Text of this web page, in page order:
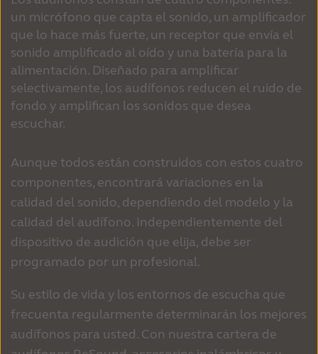
un micrófono que capta el sonido, un amplificador
que lo hace más fuerte, un receptor que envía el
sonido amplificado al oído y una batería para la
alimentación. Diseñado para amplificar
selectivamente, los audífonos reducen el ruido de
fondo y amplifican los sonidos que desea
escuchar.
Aunque todos están construidos con estos cuatro
componentes, encontrará variaciones en la
calidad del sonido, dependiendo del modelo y la
calidad del audífono. Independientemente del
dispositivo de audición que elija, debe ser
programado por un profesional.
Su estilo de vida y los entornos de escucha que
frecuenta regularmente determinarán los mejores
audífonos para usted. Con nuestra cartera de